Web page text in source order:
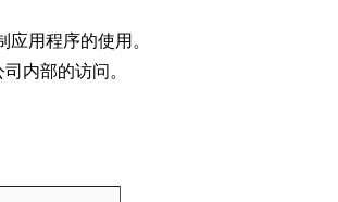
用程序的使用。
内部的访问。